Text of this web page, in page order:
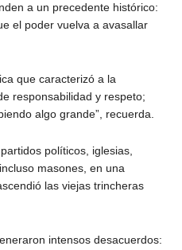
a un precedente histórico:
el poder vuelva a avasallar
que caracterizó a la
responsabilidad y respeto;
algo grande”, recuerda.
políticos, iglesias,
masones, en una
las viejas trincheras
intensos desacuerdos: